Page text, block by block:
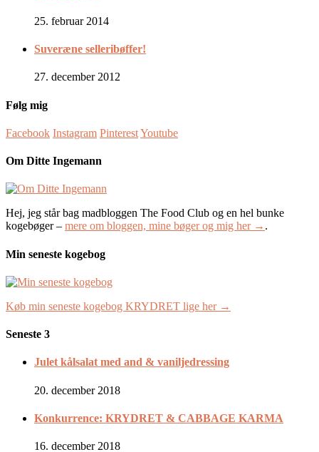
25. februar 2014
Suveræne selleribøffer!
27. december 2012
Følg mig
Facebook Instagram PinterestYoutube
Om Ditte Ingemann
Hej, jeg står bag madbloggen The Food Club og en hel bunke
kogebøger – mere om bloggen, mine bøger og mig her → .
Min seneste kogebog
Køb min seneste kogebog KRYDRET lige her →
Seneste 3
Julet kålsalat med and & vaniljedressing
20. december 2018
Konkurrence: KRYDRET & CABBAGE KARMA
16. december 2018